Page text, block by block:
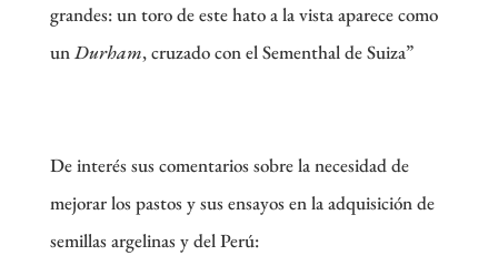
grandes: un toro de este hato a la vista aparece como
unDurham, cruzado con el Sementhal de Suiza”
De interés sus comentarios sobre la necesidad de
mejorar los pastos y sus ensayos en la adquisición de
semillas argelinas y del Perú: